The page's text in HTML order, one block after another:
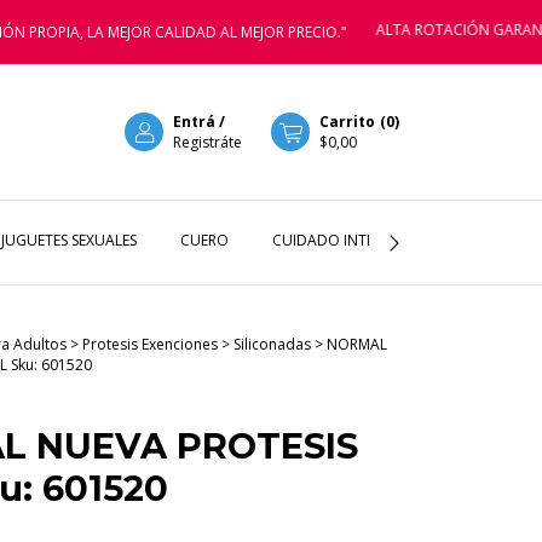
LA MEJOR CALIDAD AL MEJOR PRECIO." ALTA ROTACIÓN GARANTIZADA
Entrá /
Registráte
Carrito (0)
$0,00
JUGUETES SEXUALES CUERO CUIDADO INTIMOS
Adultos >Protesis Exenciones > Siliconadas >NORMAL
Sku: 601520
NUEVA PROTESIS
601520